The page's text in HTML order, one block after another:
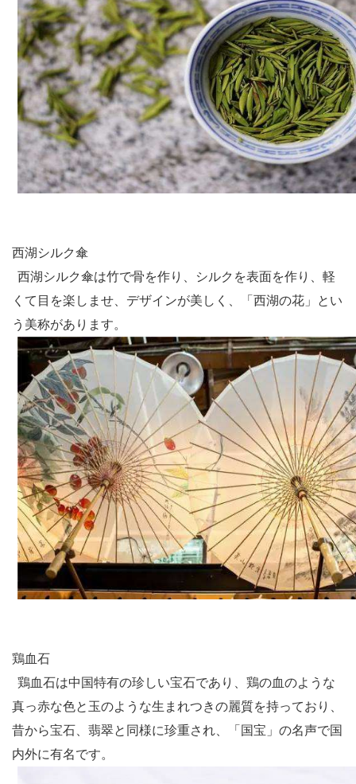
西湖シルク傘
西湖シルク傘は竹で骨を作り、シルクを表面を作り、軽
くて目を楽しませ、デザインが美しく、「西湖の花」とい
う美称があります。
鶏血石
鶏血石は中国特有の珍しい宝石であり、鶏の血のような
真っ赤な色と玉のような生まれつきの麗質を持っており、
昔から宝石、翡翠と同様に珍重され、「国宝」の名声で国
内外に有名です。